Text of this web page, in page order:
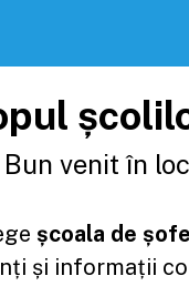
Bun venit în
școala de
și informații